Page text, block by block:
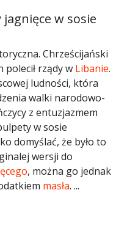
w sosie
Chrześcijański
polecił rządy w Libanie.
ludności, która
walki narodowo-
z entuzjazmem
w sosie
domyślać, że było to
wersji do
, można go jednak
masła. ...